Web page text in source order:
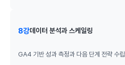
8강데이터 분석과 스케일링
GA4 기반 성과 측정과 다음 단계 전략 수립